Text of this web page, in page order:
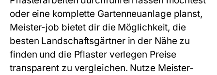
oder eine komplette Gartenneuanlage planst,
Meister-job bietet dir die Möglichkeit, die
besten Landschaftsgärtner in der Nähe zu
finden und die Pflaster verlegen Preise
transparent zu vergleichen. Nutze Meister-